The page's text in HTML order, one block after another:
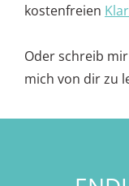
kostenfreien
Oder schreib
mich von dir zu